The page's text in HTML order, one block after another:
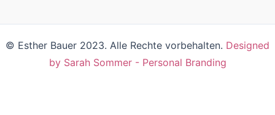
© Esther Bauer 2023. Alle Rechte vorbehalten. Designed
by Sarah Sommer - Personal Branding